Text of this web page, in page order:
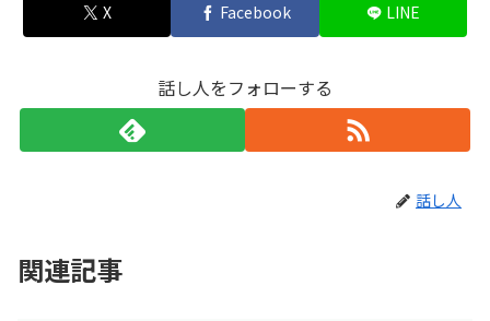
X Facebook LINE
話し人をフォローする
話し人
関連記事